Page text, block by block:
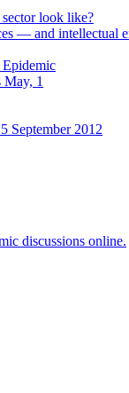
look like?
— and intellectual
1
September 2012
discussions online.